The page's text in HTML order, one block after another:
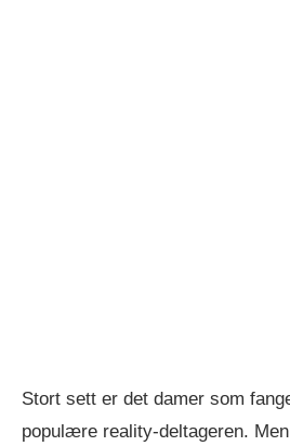
Stort sett er det damer som
populære reality-deltageren.